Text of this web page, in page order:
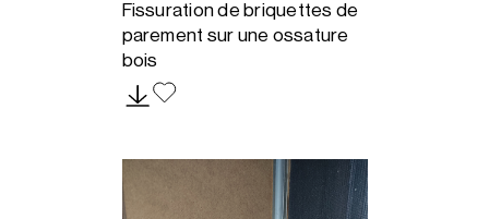
Fissuration de briquettes de
parement sur une ossature
bois